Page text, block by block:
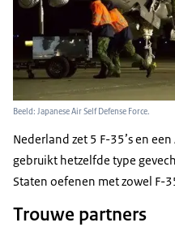
Beeld: Japanese Air Self Defense Force.
Nederland zet 5 F-35’s en
gebruikt hetzelfde type
Staten oefenen met zowel F-
Trouwe partners